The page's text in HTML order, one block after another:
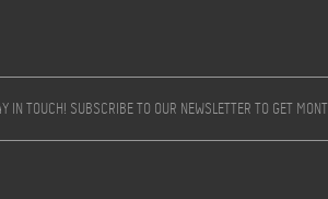
IN TOUCH! SUBSCRIBE TO OUR NEWSLETTER TO GET